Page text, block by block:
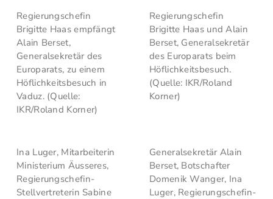
Regierungschefin
Brigitte Haas empfängt
Alain Berset,
Generalsekretär des
Europarats, zu einem
Höflichkeitsbesuch in
Vaduz. (Quelle:
IKR/Roland Korner)
Regierungschefin
Brigitte Haas und Alain
Berset, Generalsekretär
des Europarats beim
Höflichkeitsbesuch.
(Quelle: IKR/Roland
Korner)
Ina Luger, Mitarbeiterin
Ministerium Äusseres,
Regierungschefin-
Stellvertreterin Sabine
Generalsekretär Alain
Berset, Botschafter
Domenik Wanger, Ina
Luger, Regierungschefin-